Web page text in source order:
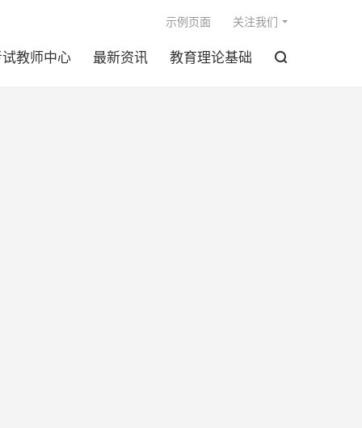
教师中心 最新资讯 教育理论基础 
示例页面 关注我们